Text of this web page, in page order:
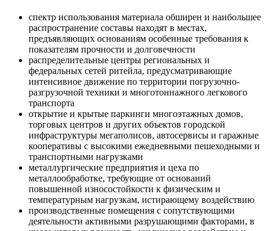
спектр использования материала обширен и наибольшее
распространение составы находят в местах,
предъявляющих основаниям особенные требования к
показателям прочности и долговечности
распределительные центры региональных и
федеральных сетей ритейла, предусматривающие
интенсивное движение по территории погрузочно-
разгрузочной техники и многотоннажного легкового
транспорта
открытие и крытые паркинги многоэтажных домов,
торговых центров и других объектов городской
инфраструктуры мегаполисов, автосервисы и гаражные
кооперативы с высокими ежедневными пешеходными и
транспортными нагрузками
металлургические предприятия и цеха по
металлообработке, требующие от оснований
повышенной износостойкости к физическим и
температурным нагрузкам, истирающему воздействию
производственные помещения с сопутствующими
деятельности активными разрушающими факторами, в